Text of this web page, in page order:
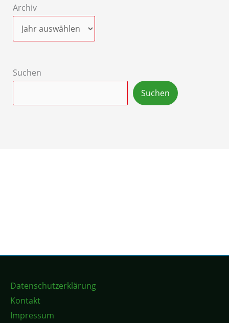
Archiv
Suchen
Suchen
Datenschutzerklärung
Kontakt
Impressum